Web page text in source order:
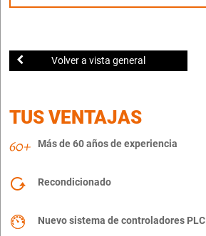
Volver a vista general
TUS VENTAJAS
Más de 60 años de experiencia
Recondicionado
Nuevo sistema de controladores PLC